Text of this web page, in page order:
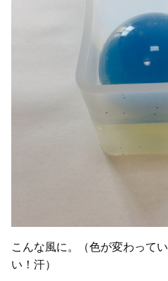
こんな風に。（色が変わって
い！汗）